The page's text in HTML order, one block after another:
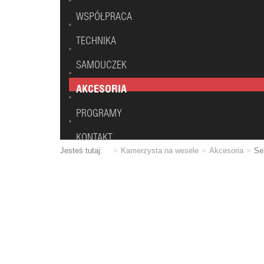
WSPÓŁPRACA
TECHNIKA
SAMOUCZEK
AKCESORIA
PROGRAMY
KONTAKT
Jesteś tutaj: Kamerzysta na wesele Akcesoria